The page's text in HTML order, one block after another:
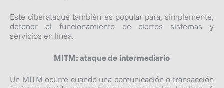
Este ciberataque también es popular para, simplemente,
detener el funcionamiento de ciertos sistemas y
servicios en línea.
MITM: ataque de intermediario
Un MITM ocurre cuando una comunicación o transacción